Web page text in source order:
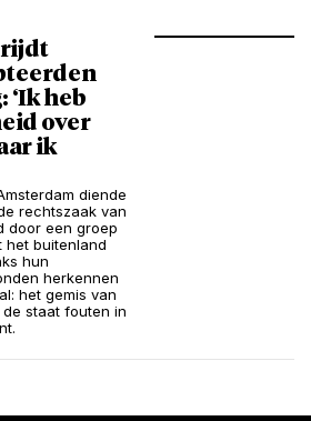
‘Ik heb
over
ik
diende
rechtszaak van
door een groep
het buitenland
hun
herkennen
het gemis van
staat fouten in